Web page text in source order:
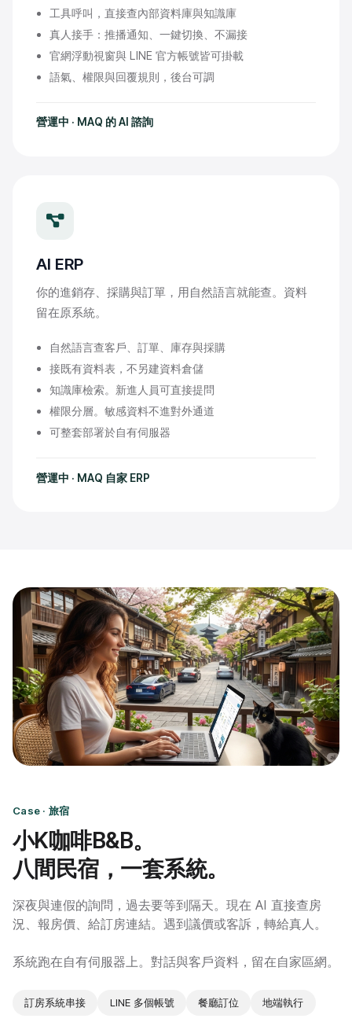
工具呼叫，直接查內部資料庫與知識庫
真人接手：推播通知、一鍵切換、不漏接
官網浮動視窗與 LINE 官方帳號皆可掛載
語氣、權限與回覆規則，後台可調
營運中 · MAQ 的 AI 諮詢
AI ERP
你的進銷存、採購與訂單，用自然語言就能查。資料
留在原系統。
自然語言查客戶、訂單、庫存與採購
接既有資料表，不另建資料倉儲
知識庫檢索。新進人員可直接提問
權限分層。敏感資料不進對外通道
可整套部署於自有伺服器
營運中 · MAQ 自家 ERP
Case · 旅宿
小K咖啡B&B。
八間民宿，一套系統。
深夜與連假的詢問，過去要等到隔天。現在 AI 直接查房
況、報房價、給訂房連結。遇到議價或客訴，轉給真人。
系統跑在自有伺服器上。對話與客戶資料，留在自家區網。
訂房系統串接 LINE 多個帳號 餐廳訂位 地端執行